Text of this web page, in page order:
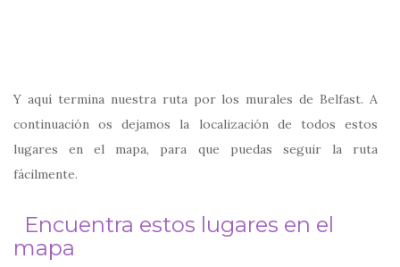
Y aquí termina nuestra ruta por los murales de Belfast. A
continuación os dejamos la localización de todos estos
lugares en el mapa, para que puedas seguir la ruta
fácilmente.
Encuentra estos lugares en el
mapa